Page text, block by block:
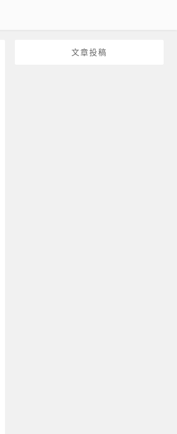
文章投稿